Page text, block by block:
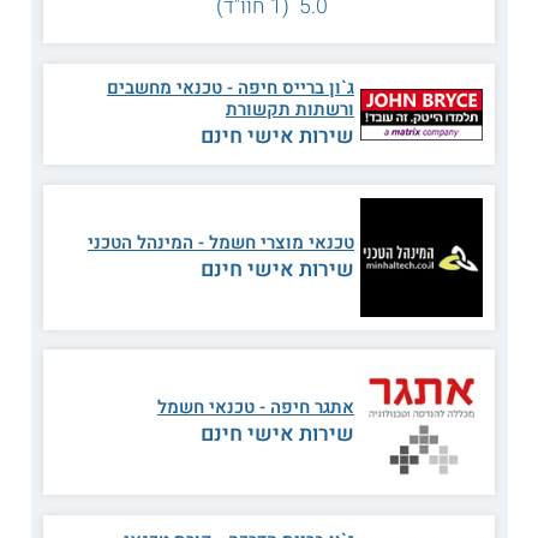
עלקורס עבודה
תכנית הלימודים
משתתפי הקורס לומדים בהרחבה על תחום תברואת המים
ורוכשים כלים לתפעול של מערכות במבנים ובמוסדות. הם
אפידמיולוגיה ומיקרוביולוגיה של מים. בהמשך הם לומדים על
שיטות מקצועיות לטיפול במים, לרבות טכניקות לחיטוי ולסינון
המים. הם גם שמים דגש על נהלים לגיהות ובטיחות במקום
לאחר מכן, נלמדים לעומק נהלים והנחיות של משרד הבריאות
המשתתפים ממשיכים ודנים בתהליכי תפעול ותחזוקה שוטפת של
מערכות לאספקת מים ולומדים גם על ההיבט התברואתי הכרוך
בתכנון של מתקנים אלה ובתפעולם השוט, בהתאם לתקנות
החדשות של משרד הבריאות.
מתכונת הלימוד
5.0 (1 חוו"ד)
ג`ון ברייס חיפה - טכנאי מחשבים
ורשתות תקשורת
שירות אישי חינם
טכנאי מוצרי חשמל - המינהל הטכני
שירות אישי חינם
אתגר חיפה - טכנאי חשמל
שירות אישי חינם